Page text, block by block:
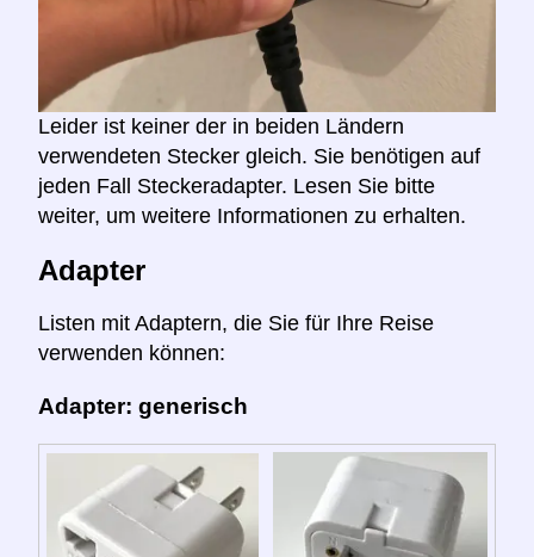
Leider ist keiner der in beiden Ländern
verwendeten Stecker gleich. Sie benötigen auf
jeden Fall Steckeradapter. Lesen Sie bitte
weiter, um weitere Informationen zu erhalten.
Adapter
Listen mit Adaptern, die Sie für Ihre Reise
verwenden können:
Adapter: generisch